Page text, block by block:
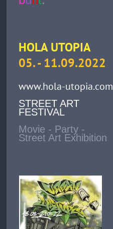
HOLA UTOPIA
05. - 11.09.2022
www.hola-utopia.com
STREET ART
FESTIVAL
Movie - Party -
Street Art Exhibition